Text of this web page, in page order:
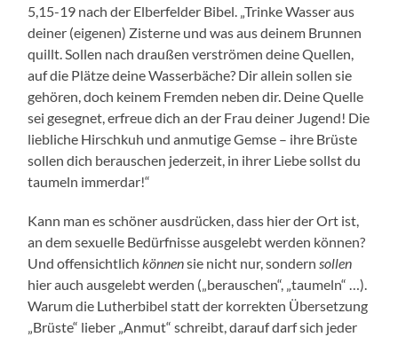
5,15-19 nach der Elberfelder Bibel. „Trinke Wasser aus
deiner (eigenen) Zisterne und was aus deinem Brunnen
quillt. Sollen nach draußen verströmen deine Quellen,
auf die Plätze deine Wasserbäche? Dir allein sollen sie
gehören, doch keinem Fremden neben dir. Deine Quelle
sei gesegnet, erfreue dich an der Frau deiner Jugend! Die
liebliche Hirschkuh und anmutige Gemse – ihre Brüste
sollen dich berauschen jederzeit, in ihrer Liebe sollst du
taumeln immerdar!“
Kann man es schöner ausdrücken, dass hier der Ort ist,
an dem sexuelle Bedürfnisse ausgelebt werden können?
Und offensichtlichkönnensie nicht nur, sondernsollen
hier auch ausgelebt werden („berauschen“, „taumeln“ …).
Warum die Lutherbibel statt der korrekten Übersetzung
„Brüste“ lieber „Anmut“ schreibt, darauf darf sich jeder